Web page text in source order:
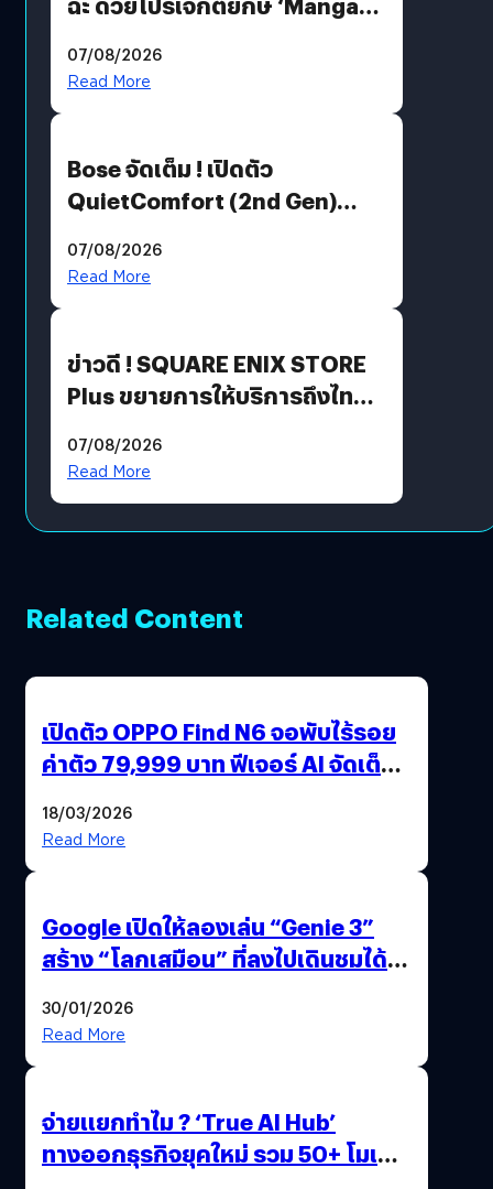
มีภาษาไทยด้วย
07/08/2026
Read More
Bose จัดเต็ม ! เปิดตัว
QuietComfort (2nd Gen)
07/08/2026
Read More
ข่าวดี ! SQUARE ENIX STORE
Plus ขยายการให้บริการถึงไทย
โดยตรง
07/08/2026
Read More
Related Content
เปิดตัว OPPO Find N6 จอพับไร้รอย
ค่าตัว 79,999 บาท ฟีเจอร์ AI จัดเต็ม
18/03/2026
Read More
Google เปิดให้ลองเล่น “Genie 3”
สร้าง “โลกเสมือน” ที่ลงไปเดินชมได้
30/01/2026
Read More
จ่ายแยกทำไม ? ‘True AI Hub’
ทางออกธุรกิจยุคใหม่ รวม 50+ โมเดล